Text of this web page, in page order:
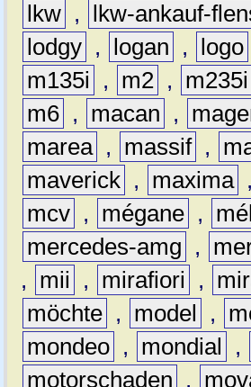
lkw , lkw-ankauf-
lodgy , logan , logo
m135i
, m2 , m235i
m6 , macan ,
marea , massif ,
maverick , maxima ,
mcv , mégane ,
mercedes-amg
,
,
mii , mirafiori ,
möchte , model ,
mondeo , mondial ,
motorschaden
,